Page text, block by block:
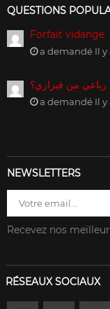
QUESTIONS
Forfait vidange
a demandé Il y
رباعي من فيراري؟
a demandé Il y
NEWSLETTERS
Recevez nos
RÉSEAUX SOCIAUX